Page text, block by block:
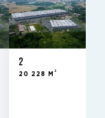
2
20 228 M
2
2
20 228 M
2